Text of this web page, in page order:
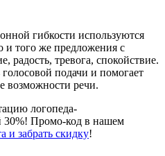
гибкости используются
и того же предложения с
радость, тревога, спокойствие.
подачи и помогает
возможности речи.
логопеда-
30%! Промо-код в нашем
и забрать скидку!